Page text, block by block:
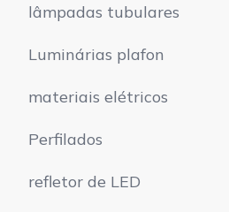
lâmpadas tubulares
Luminárias plafon
materiais elétricos
Perfilados
refletor de LED